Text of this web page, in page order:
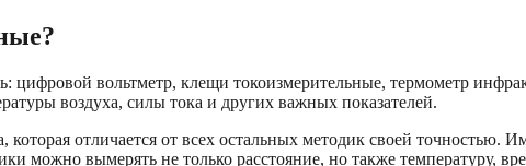
вольтметр, клещи токоизмерительные, термометр
воздуха, силы тока и других важных показателей.
отличается от всех остальных методик своей точностью.
можно вымерять не только расстояние, но также температуру,